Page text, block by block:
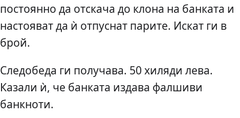
постоянно да отскача до клона на банката и
настояват да ѝ отпуснат парите. Искат ги в
брой.
Следобеда ги получава. 50 хиляди лева.
Казали ѝ, че банката издава фалшиви
банкноти.